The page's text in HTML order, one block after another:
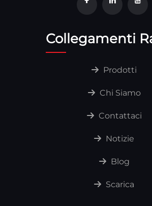
Collegamenti
Prodotti
Chi Siamo
Contattaci
Notizie
Blog
Scarica